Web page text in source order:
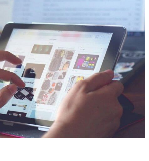
similares que almacenan y
de esta información puede ser muy
el contenido en tu idioma o
como usuario a la hora de acceder a
la personalización de anuncios,
Puedes aceptar todas las cookies
de cookies” o rechazar su uso
cookies que utilizamos en nuestro
Aceptar